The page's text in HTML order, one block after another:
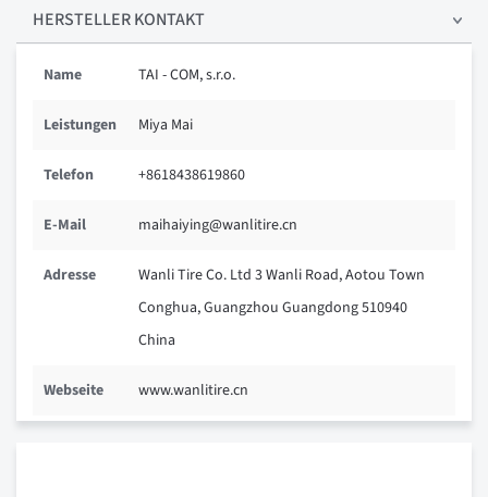
HERSTELLER KONTAKT
Name TAI - COM, s.r.o.
Leistungen Miya Mai
Telefon +8618438619860
E-Mail maihaiying@wanlitire.cn
Adresse
Wanli Tire Co. Ltd 3 Wanli Road, Aotou Town
Conghua, Guangzhou Guangdong 510940
China
Webseite www.wanlitire.cn